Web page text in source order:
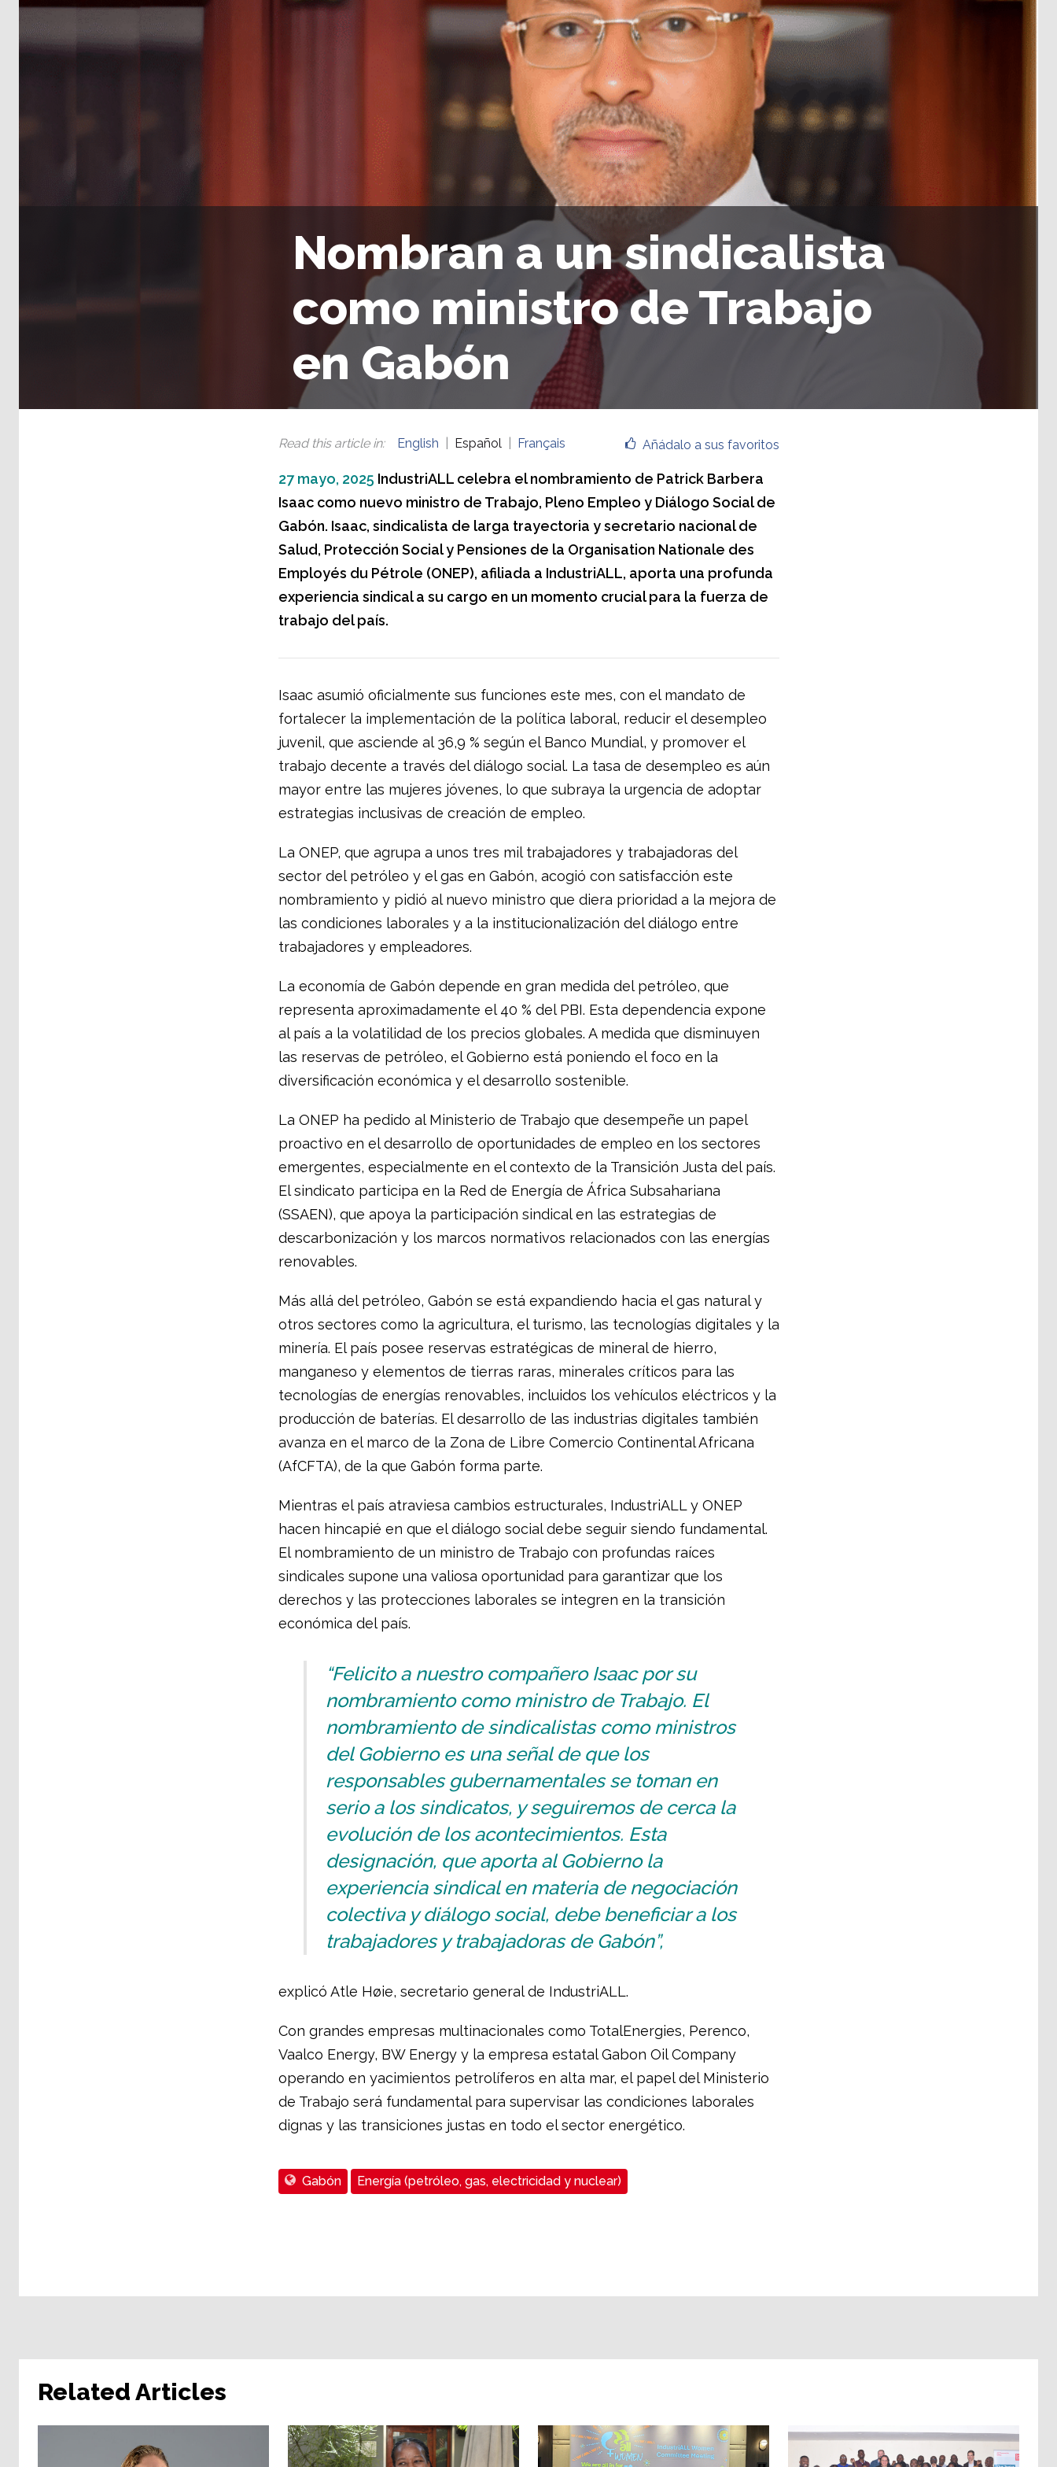
Nombran a un sindicalista
como ministro de Trabajo
en Gabón
Añádalo a sus favoritos
Read this article in: English Español Français
27 mayo, 2025 IndustriALL celebra el nombramiento de Patrick Barbera
Isaac como nuevo ministro de Trabajo, Pleno Empleo y Diálogo Social de
Gabón. Isaac, sindicalista de larga trayectoria y secretario nacional de
Salud, Protección Social y Pensiones de la Organisation Nationale des
Employés du Pétrole (ONEP), afiliada a IndustriALL, aporta una profunda
experiencia sindical a su cargo en un momento crucial para la fuerza de
trabajo del país.
Isaac asumió oficialmente sus funciones este mes, con el mandato de
fortalecer la implementación de la política laboral, reducir el desempleo
juvenil, que asciende al 36,9 % según el Banco Mundial, y promover el
trabajo decente a través del diálogo social. La tasa de desempleo es aún
mayor entre las mujeres jóvenes, lo que subraya la urgencia de adoptar
estrategias inclusivas de creación de empleo.
La ONEP, que agrupa a unos tres mil trabajadores y trabajadoras del
sector del petróleo y el gas en Gabón, acogió con satisfacción este
nombramiento y pidió al nuevo ministro que diera prioridad a la mejora de
las condiciones laborales y a la institucionalización del diálogo entre
trabajadores y empleadores.
La economía de Gabón depende en gran medida del petróleo, que
representa aproximadamente el 40 % del PBI. Esta dependencia expone
al país a la volatilidad de los precios globales. A medida que disminuyen
las reservas de petróleo, el Gobierno está poniendo el foco en la
diversificación económica y el desarrollo sostenible.
La ONEP ha pedido al Ministerio de Trabajo que desempeñe un papel
proactivo en el desarrollo de oportunidades de empleo en los sectores
emergentes, especialmente en el contexto de la Transición Justa del país.
El sindicato participa en la Red de Energía de África Subsahariana
(SSAEN), que apoya la participación sindical en las estrategias de
descarbonización y los marcos normativos relacionados con las energías
renovables.
Más allá del petróleo, Gabón se está expandiendo hacia el gas natural y
otros sectores como la agricultura, el turismo, las tecnologías digitales y la
minería. El país posee reservas estratégicas de mineral de hierro,
manganeso y elementos de tierras raras, minerales críticos para las
tecnologías de energías renovables, incluidos los vehículos eléctricos y la
producción de baterías. El desarrollo de las industrias digitales también
avanza en el marco de la Zona de Libre Comercio Continental Africana
(AfCFTA), de la que Gabón forma parte.
Mientras el país atraviesa cambios estructurales, IndustriALL y ONEP
hacen hincapié en que el diálogo social debe seguir siendo fundamental.
El nombramiento de un ministro de Trabajo con profundas raíces
sindicales supone una valiosa oportunidad para garantizar que los
derechos y las protecciones laborales se integren en la transición
económica del país.
“Felicito a nuestro compañero Isaac por su
nombramiento como ministro de Trabajo. El
nombramiento de sindicalistas como ministros
del Gobierno es una señal de que los
responsables gubernamentales se toman en
serio a los sindicatos, y seguiremos de cerca la
evolución de los acontecimientos. Esta
designación, que aporta al Gobierno la
experiencia sindical en materia de negociación
colectiva y diálogo social, debe beneficiar a los
trabajadores y trabajadoras de Gabón”,
explicó Atle Høie, secretario general de IndustriALL.
Con grandes empresas multinacionales como TotalEnergies, Perenco,
Vaalco Energy, BW Energy y la empresa estatal Gabon Oil Company
operando en yacimientos petrolíferos en alta mar, el papel del Ministerio
de Trabajo será fundamental para supervisar las condiciones laborales
dignas y las transiciones justas en todo el sector energético.
Gabón Energía (petróleo, gas, electricidad y nuclear)
Related Articles